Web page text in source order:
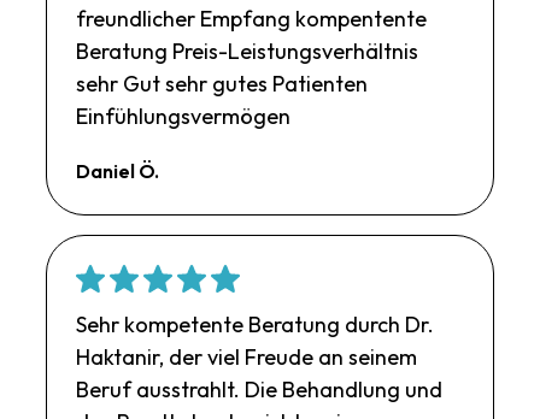
freundlicher Empfang kompentente
Beratung Preis-Leistungsverhältnis
sehr Gut sehr gutes Patienten
Einfühlungsvermögen
Daniel Ö.
Sehr kompetente Beratung durch Dr.
Haktanir, der viel Freude an seinem
Beruf ausstrahlt. Die Behandlung und